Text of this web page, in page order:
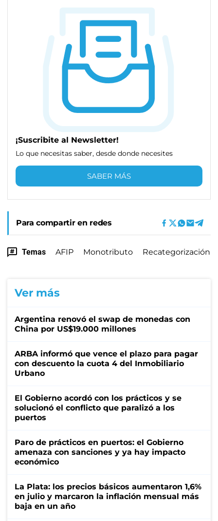
¡Suscribite al Newsletter!
Lo que necesitas saber, desde donde necesites
SABER MÁS
Para compartir en redes
Temas AFIP Monotributo Recategorización
Ver más
Argentina renovó el swap de monedas con
China por US$19.000 millones
ARBA informó que vence el plazo para pagar
con descuento la cuota 4 del Inmobiliario
Urbano
El Gobierno acordó con los prácticos y se
solucionó el conflicto que paralizó a los
puertos
Paro de prácticos en puertos: el Gobierno
amenaza con sanciones y ya hay impacto
económico
La Plata: los precios básicos aumentaron 1,6%
en julio y marcaron la inflación mensual más
baja en un año